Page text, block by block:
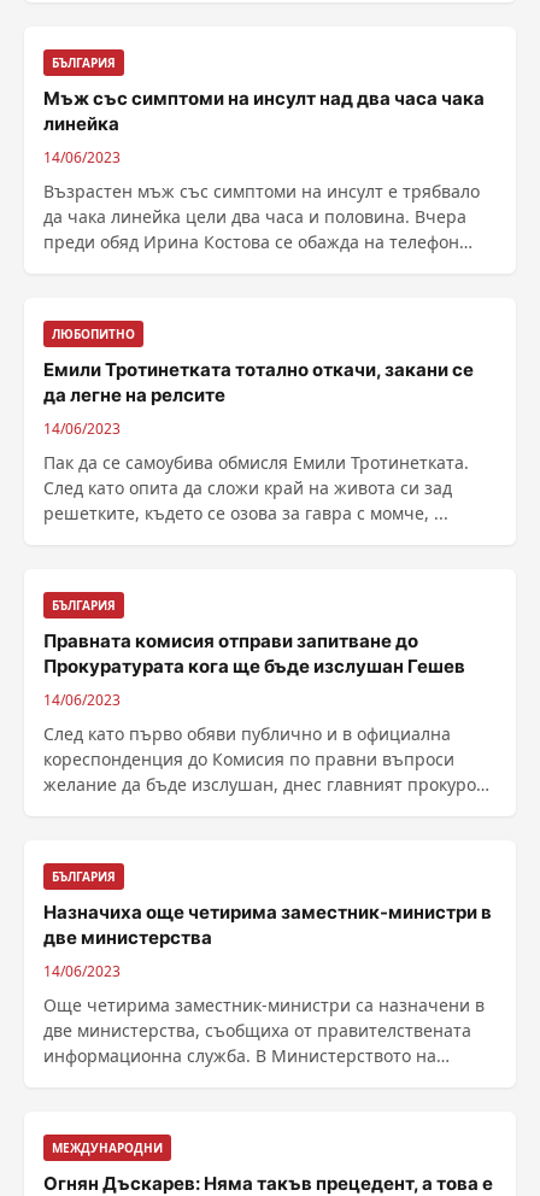
БЪЛГАРИЯ
Мъж със симптоми на инсулт над два часа чака
линейка
14/06/2023
Възрастен мъж със симптоми на инсулт е трябвало
да чака линейка цели два часа и половина. Вчера
преди обяд Ирина Костова се обажда на телефон
ЛЮБОПИТНО
Емили Тротинетката тотално откачи, закани се
да легне на релсите
14/06/2023
Пак да се самоубива обмисля Емили Тротинетката.
След като опита да сложи край на живота си зад
решетките, където се озова за гавра с момче, ...
БЪЛГАРИЯ
Правната комисия отправи запитване до
Прокуратурата кога ще бъде изслушан Гешев
14/06/2023
След като първо обяви публично и в официална
кореспонденция до Комисия по правни въпроси
желание да бъде изслушан, днес главният прокурор
БЪЛГАРИЯ
Назначиха още четирима заместник-министри в
две министерства
14/06/2023
Още четирима заместник-министри са назначени в
две министерства, съобщиха от правителствената
информационна служба. В Министерството на
МЕЖДУНАРОДНИ
Огнян Дъскарев: Няма такъв прецедент, а това е